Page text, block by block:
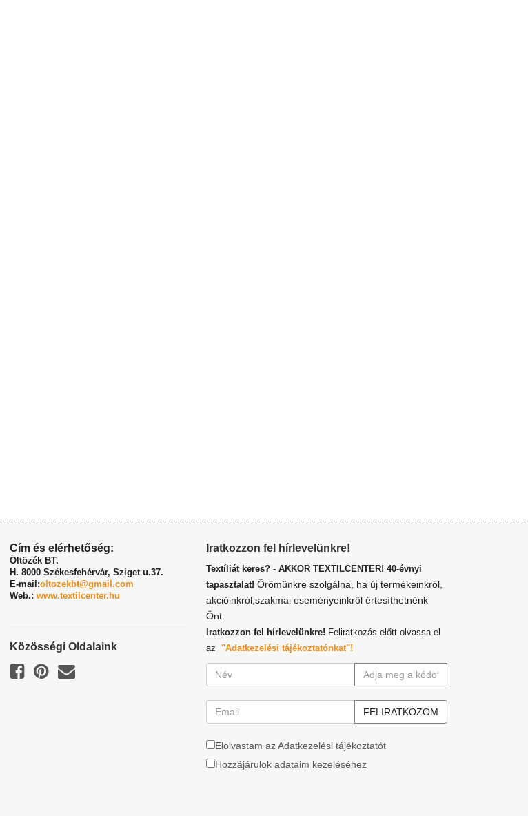
Cím és elérhetőség:
Öltözék BT.
H. 8000 Székesfehérvár, Sziget u.37.
E-mail:oltozekbt@gmail.com
Web.: www.textilcenter.hu
Közösségi Oldalaink
Iratkozzon fel hírlevelünkre!
Textíliát keres? - AKKOR TEXTILCENTER! 40-évnyi
tapasztalat! Örömünkre szolgálna, ha új termékeinkről,
akcióinkról,szakmai eseményeinkről értesíthetnénk
Önt.
Iratkozzon fel hírlevelünkre! Feliratkozás előtt olvassa el
az "Adatkezelési tájékoztatónkat"!
Elolvastam az Adatkezelési tájékoztatót
Hozzájárulok adataim kezeléséhez